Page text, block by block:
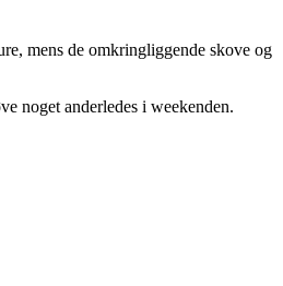
mens de omkringliggende skove og
noget anderledes i weekenden.